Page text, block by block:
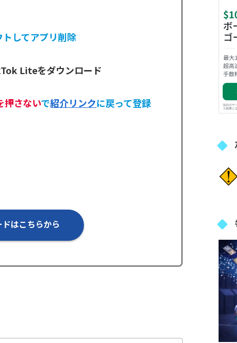
トしてアプリ削除
Liteをダウンロード
押さないで紹介リンクに戻って登録
はこちらから